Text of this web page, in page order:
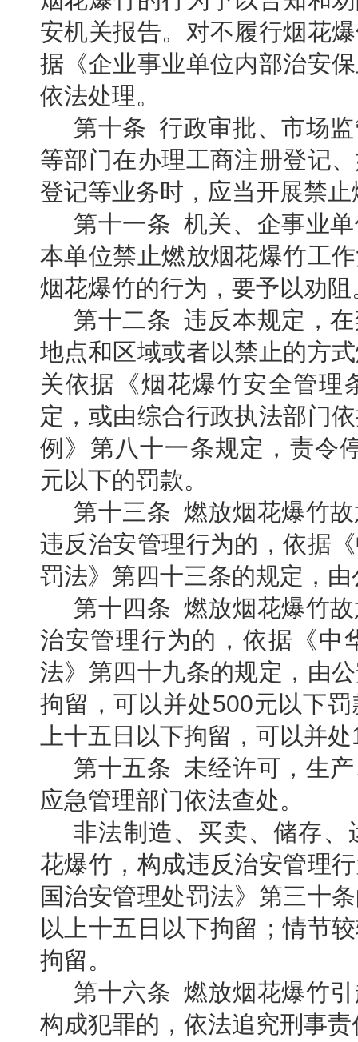
安机关报告。对不履行烟花
据《企业事业单位内部治安
依法处理。
第十条 行政审批、市场
等部门在办理工商注册登记
登记等业务时，应当开展禁
第十一条 机关、企事业
本单位禁止燃放烟花爆竹工
烟花爆竹的行为，要予以劝阻
第十二条 违反本规定，
地点和区域或者以禁止的方
关依据《烟花爆竹安全管理
定，或由综合行政执法部门
例》第八十一条规定，责令
元以下的罚款。
第十三条 燃放烟花爆竹
违反治安管理行为的，依据
罚法》第四十三条的规定，
第十四条 燃放烟花爆竹
治安管理行为的，依据《中
法》第四十九条的规定，由
拘留，可以并处500元以下
上十五日以下拘留，可以并
第十五条 未经许可，生
应急管理部门依法查处。
非法制造、买卖、储存
花爆竹，构成违反治安管理
国治安管理处罚法》第三十
以上十五日以下拘留；情节
拘留。
第十六条 燃放烟花爆竹
构成犯罪的，依法追究刑事责